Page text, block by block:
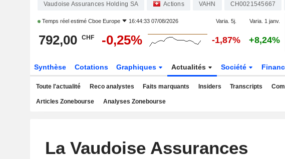
Vaudoise Assurances Holding SA Actions VAHN CH0021545667
Temps réel estimé Cboe Europe 16:44:33 07/08/2026 Varia. 5j. Varia. 1 janv.
792,00 CHF -0,25% -1,87% +8,24%
Synthèse Cotations Graphiques Actualités Société
Toute l'actualité Reco analystes Faits marquants Insiders Transcripts
Articles Zonebourse Analyses Zonebourse
La Vaudoise Assurances